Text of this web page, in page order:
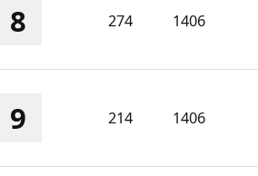
8 274 1406
9 214 1406